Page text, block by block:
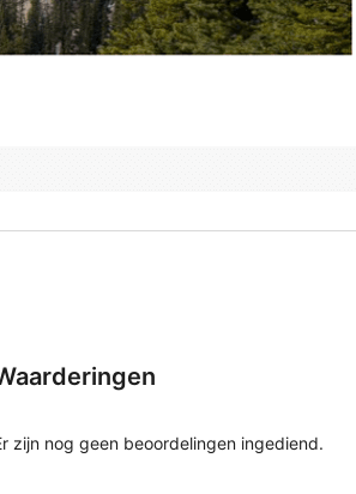
zijn nog geen beoordelingen ingediend.